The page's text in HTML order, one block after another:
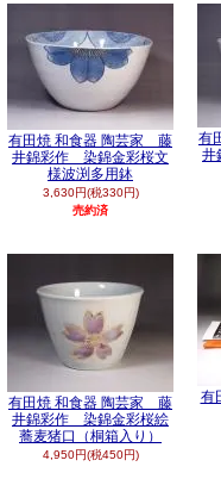
有田焼 和食器 陶芸家 藤
井錦彩作 染錦金彩桜文
様波渕多用鉢
3,630円(税330円)
売約済
有
井
有田焼 和食器 陶芸家 藤
井錦彩作 染錦金彩桜絵
蕎麦猪口（桐箱入り）
4,950円(税450円)
有